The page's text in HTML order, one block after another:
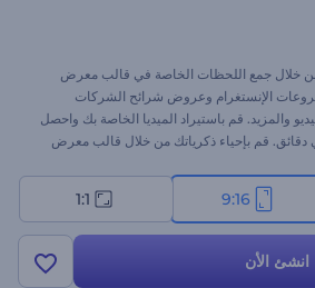
من خلال جمع اللحظات الخاصة في قالب معرض
الإنستغرام وعروض شرائح الشركات
والمزيد. قم باستيراد الميديا الخاصة بك واحصل
قم بإحياء ذكرياتك من خلال قالب معرض
9:16
1:1
انشئ الأن